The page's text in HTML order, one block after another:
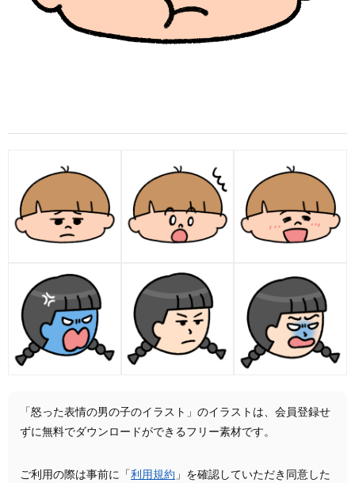
「怒った表情の男の子のイラスト」のイラストは、会員登録せ
ずに無料でダウンロードができるフリー素材です。
ご利用の際は事前に「 利用規約 」を確認していただき同意した